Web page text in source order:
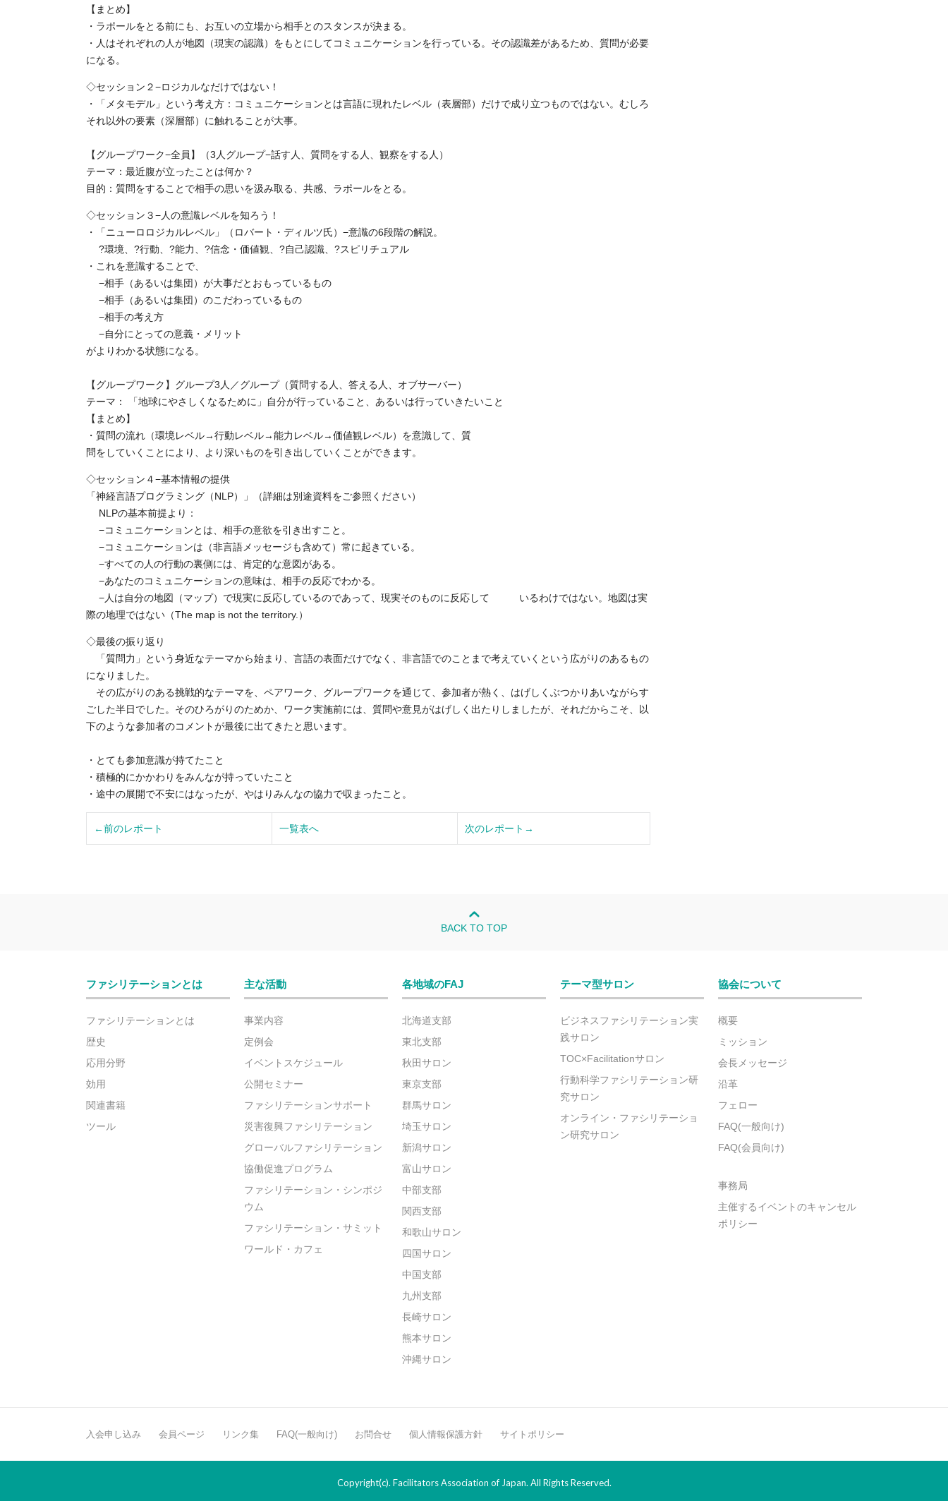
【まとめ】
・ラポールをとる前にも、お互いの立場から相手とのスタンスが決まる。
・人はそれぞれの人が地図（現実の認識）をもとにしてコミュニケーションを行っている。その認識差があるため、質問が必要
になる。
◇セッション２−ロジカルなだけではない！
・「メタモデル」という考え方：コミュニケーションとは言語に現れたレベル（表層部）だけで成り立つものではない。むしろ
それ以外の要素（深層部）に触れることが大事。
【グループワーク−全員】（3人グループ−話す人、質問をする人、観察をする人）
テーマ：最近腹が立ったことは何か？
目的：質問をすることで相手の思いを汲み取る、共感、ラポールをとる。
◇セッション３−人の意識レベルを知ろう！
・「ニューロロジカルレベル」（ロバート・ディルツ氏）−意識の6段階の解説。
?環境、?行動、?能力、?信念・価値観、?自己認識、?スピリチュアル
・これを意識することで、
−相手（あるいは集団）が大事だとおもっているもの
−相手（あるいは集団）のこだわっているもの
−相手の考え方
−自分にとっての意義・メリット
がよりわかる状態になる。
【グループワーク】グループ3人／グループ（質問する人、答える人、オブサーバー）
テーマ： 「地球にやさしくなるために」自分が行っていること、あるいは行っていきたいこと
【まとめ】
・質問の流れ（環境レベル→行動レベル→能力レベル→価値観レベル）を意識して、質
問をしていくことにより、より深いものを引き出していくことができます。
◇セッション４−基本情報の提供
「神経言語プログラミング（NLP）」（詳細は別途資料をご参照ください）
NLPの基本前提より：
−コミュニケーションとは、相手の意欲を引き出すこと。
−コミュニケーションは（非言語メッセージも含めて）常に起きている。
−すべての人の行動の裏側には、肯定的な意図がある。
−あなたのコミュニケーションの意味は、相手の反応でわかる。
−人は自分の地図（マップ）で現実に反応しているのであって、現実そのものに反応して いるわけではない。地図は実
際の地理ではない（The map is not the territory.）
◇最後の振り返り
「質問力」という身近なテーマから始まり、言語の表面だけでなく、非言語でのことまで考えていくという広がりのあるもの
になりました。
その広がりのある挑戦的なテーマを、ペアワーク、グループワークを通じて、参加者が熱く、はげしくぶつかりあいながらす
ごした半日でした。そのひろがりのためか、ワーク実施前には、質問や意見がはげしく出たりしましたが、それだからこそ、以
下のような参加者のコメントが最後に出てきたと思います。
・とても参加意識が持てたこと
・積極的にかかわりをみんなが持っていたこと
・途中の展開で不安にはなったが、やはりみんなの協力で収まったこと。
←前のレポート 一覧表へ 次のレポート→
BACK TO TOP
ファシリテーションとは
ファシリテーションとは
歴史
応用分野
効用
関連書籍
ツール
主な活動
事業内容
定例会
イベントスケジュール
公開セミナー
ファシリテーションサポート
災害復興ファシリテーション
グローバルファシリテーション
協働促進プログラム
ファシリテーション・シンポジ
ウム
ファシリテーション・サミット
ワールド・カフェ
各地域のFAJ
北海道支部
東北支部
秋田サロン
東京支部
群馬サロン
埼玉サロン
新潟サロン
富山サロン
中部支部
関西支部
和歌山サロン
四国サロン
中国支部
九州支部
長崎サロン
熊本サロン
沖縄サロン
テーマ型サロン
ビジネスファシリテーション実
践サロン
TOC×Facilitationサロン
行動科学ファシリテーション研
究サロン
オンライン・ファシリテーショ
ン研究サロン
協会について
概要
ミッション
会長メッセージ
沿革
フェロー
FAQ(一般向け)
FAQ(会員向け)
事務局
主催するイベントのキャンセル
ポリシー
入会申し込み 会員ページ リンク集 FAQ(一般向け) お問合せ 個人情報保護方針 サイトポリシー
Copyright(c). Facilitators Association of Japan. All Rights Reserved.